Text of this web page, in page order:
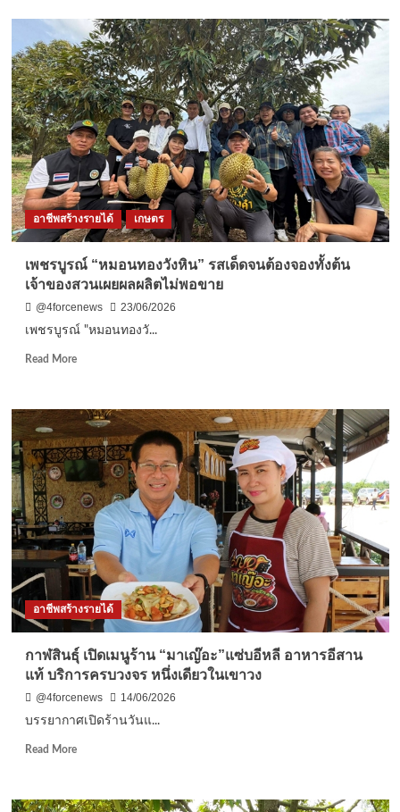
นครนายก
ตำรวจ
น้ำดี
ขยัน
หลัง
ออก
เวร
ประกอบ
อาชีพ
เสริม
ขาย
หมู
กรอบ
ตาม
ตลาด
ถนน
คน
เดิน
ตลาด
ราย
ได้
ดี
อาชีพสร้างรายได้ เกษตร
เพชรบูรณ์ “หมอนทองวังหิน” รสเด็ดจนต้องจองทั้งต้น
เจ้าของสวนเผยผลผลิตไม่พอขาย
@4forcenews
23/06/2026
เพชรบูรณ์ "หมอนทองวั...
Read MoreRead
เพชรบูรณ์
“หมอน
ทอง
วัง
รส
เด็ด
จน
ต้อง
จอง
ทั้ง
ต้น
เจ้าของ
สวน
เผย
ผลผลิต
ไม่
พอ
ขาย
อาชีพสร้างรายได้
กาฬสินธุ์ เปิดเมนูร้าน “มาเญ๊อะ”แซ่บอีหลี อาหารอีสาน
แท้ บริการครบวงจร หนึ่งเดียวในเขาวง
@4forcenews
14/06/2026
บรรยากาศเปิดร้านวันแ...
Read MoreRead
กาฬสินธุ์